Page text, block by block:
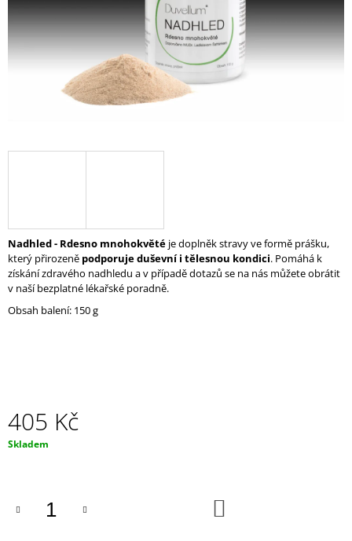
Nadhled - Rdesno mnohokvěté je doplněk stravy ve formě prášku,
který přirozeně podporuje duševní i tělesnou kondici. Pomáhá k
získání zdravého nadhledu a v případě dotazů se na nás můžete obrátit
v našíbezplatné lékařské poradně.
Obsah balení: 150 g
405 Kč
Měrná
Skladem
A
J
Í
D
O
P
O
R
E
NADHLED
405